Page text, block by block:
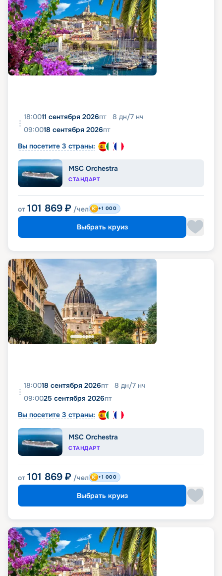
18:0011 сентября 2026пт 8 дн/7 нч
09:0018 сентября 2026пт
Вы посетите 3 страны:
MSC Orchestra
СТАНДАРТ
от 101 869 ₽ /чел +1 000
Выбрать круиз
18:0018 сентября 2026пт 8 дн/7 нч
09:0025 сентября 2026пт
Вы посетите 3 страны:
MSC Orchestra
СТАНДАРТ
от 101 869 ₽ /чел +1 000
Выбрать круиз